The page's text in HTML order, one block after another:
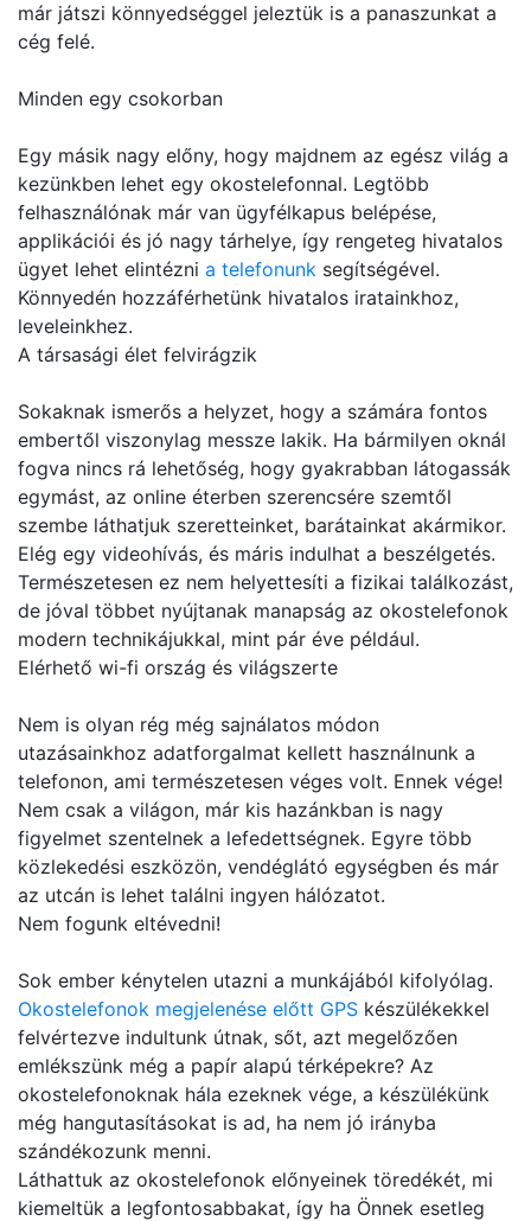
már játszi könnyedséggel jeleztük is a panaszunkat a
cég felé.
Minden egy csokorban
Egy másik nagy előny, hogy majdnem az egész világ a
kezünkben lehet egy okostelefonnal. Legtöbb
felhasználónak már van ügyfélkapus belépése,
applikációi és jó nagy tárhelye, így rengeteg hivatalos
ügyet lehet elintézni a telefonunk segítségével.
Könnyedén hozzáférhetünk hivatalos iratainkhoz,
leveleinkhez.
A társasági élet felvirágzik
Sokaknak ismerős a helyzet, hogy a számára fontos
embertől viszonylag messze lakik. Ha bármilyen oknál
fogva nincs rá lehetőség, hogy gyakrabban látogassák
egymást, az online éterben szerencsére szemtől
szembe láthatjuk szeretteinket, barátainkat akármikor.
Elég egy videohívás, és máris indulhat a beszélgetés.
Természetesen ez nem helyettesíti a fizikai találkozást,
de jóval többet nyújtanak manapság az okostelefonok
modern technikájukkal, mint pár éve például.
Elérhető wi-fi ország és világszerte
Nem is olyan rég még sajnálatos módon
utazásainkhoz adatforgalmat kellett használnunk a
telefonon, ami természetesen véges volt. Ennek vége!
Nem csak a világon, már kis hazánkban is nagy
figyelmet szentelnek a lefedettségnek. Egyre több
közlekedési eszközön, vendéglátó egységben és már
az utcán is lehet találni ingyen hálózatot.
Nem fogunk eltévedni!
Sok ember kénytelen utazni a munkájából kifolyólag.
Okostelefonok megjelenése előtt GPS készülékekkel
felvértezve indultunk útnak, sőt, azt megelőzően
emlékszünk még a papír alapú térképekre? Az
okostelefonoknak hála ezeknek vége, a készülékünk
még hangutasításokat is ad, ha nem jó irányba
szándékozunk menni.
Láthattuk az okostelefonok előnyeinek töredékét, mi
kiemeltük a legfontosabbakat, így ha Önnek esetleg